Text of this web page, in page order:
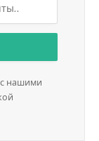
с нашими